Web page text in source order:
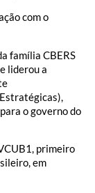
com o
família CBERS
liderou a
o governo do
primeiro
em